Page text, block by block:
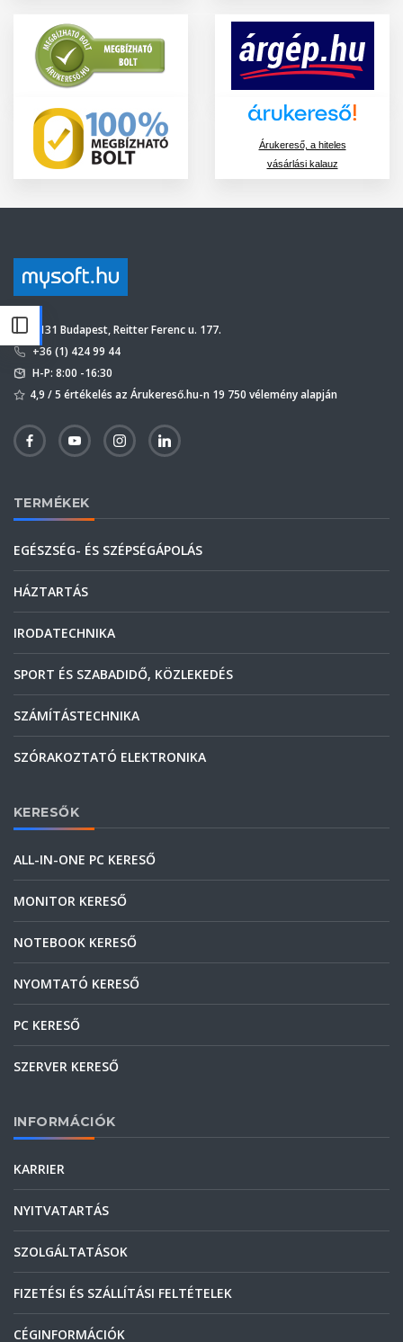
Árukereső, a hiteles
vásárlási kalauz
1131 Budapest, Reitter Ferenc u. 177.
+36 (1) 424 99 44
H-P: 8:00 -16:30
4,9 / 5 értékelés az Árukereső.hu-n 19 750 vélemény alapján
TERMÉKEK
EGÉSZSÉG- ÉS SZÉPSÉGÁPOLÁS
HÁZTARTÁS
IRODATECHNIKA
SPORT ÉS SZABADIDŐ, KÖZLEKEDÉS
SZÁMÍTÁSTECHNIKA
SZÓRAKOZTATÓ ELEKTRONIKA
KERESŐK
ALL-IN-ONE PC KERESŐ
MONITOR KERESŐ
NOTEBOOK KERESŐ
NYOMTATÓ KERESŐ
PC KERESŐ
SZERVER KERESŐ
INFORMÁCIÓK
KARRIER
NYITVATARTÁS
SZOLGÁLTATÁSOK
FIZETÉSI ÉS SZÁLLÍTÁSI FELTÉTELEK
CÉGINFORMÁCIÓK